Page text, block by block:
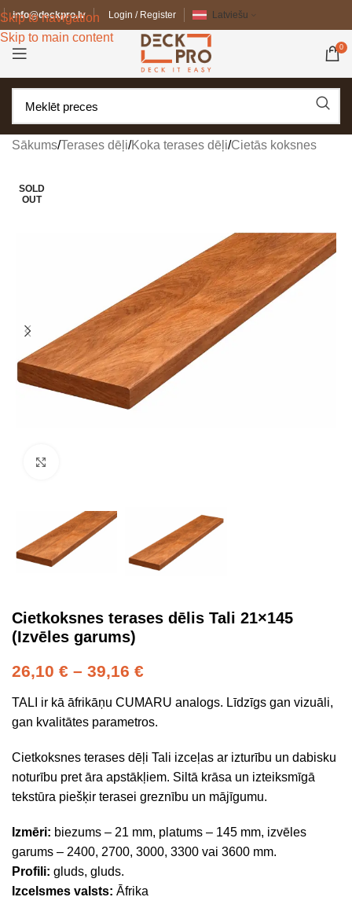
Skip to navigation
Skip to main content
info@deckpro.lv Login / Register Latviešu
0
Sākums/Terases dēļi/Koka terases dēļi/Cietās koksnes
SOLD
OUT
Cietkoksnes terases dēlis Tali 21×145
(Izvēles garums)
26,10 € – 39,16 €
TALI ir kā āfrikāņu CUMARU analogs. Līdzīgs gan vizuāli,
gan kvalitātes parametros.
Cietkoksnes terases dēļi Tali izceļas ar izturību un dabisku
noturību pret āra apstākļiem. Siltā krāsa un izteiksmīgā
tekstūra piešķir terasei greznību un mājīgumu.
Izmēri: biezums – 21 mm, platums – 145 mm, izvēles
garums – 2400, 2700, 3000, 3300 vai 3600 mm.
Profili: gluds, gluds.
Izcelsmes valsts: Āfrika